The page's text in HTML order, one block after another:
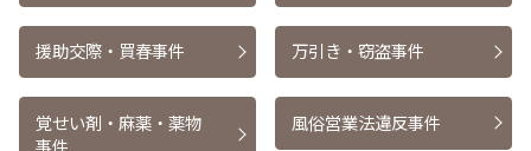
援助交際・買春事件 万引き・窃盗事件
覚せい剤・麻薬・薬物
事件
風俗営業法違反事件